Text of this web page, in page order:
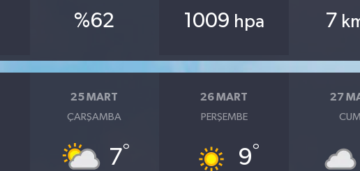
%62 1009 hpa 7
25 MART
ÇARŞAMBA
7°
26 MART
PERŞEMBE
9°
27